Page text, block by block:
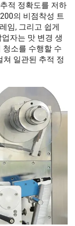
적 정확도를 저하
의 비점착성 트
임, 그리고 쉽게
자는 맛 변경 생
소를 수행할 수
쳐 일관된 추적 정